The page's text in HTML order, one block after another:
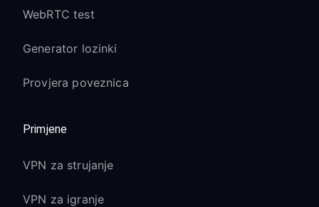
WebRTC test
Generator lozinki
Provjera poveznica
Primjene
VPN za strujanje
VPN za igranje